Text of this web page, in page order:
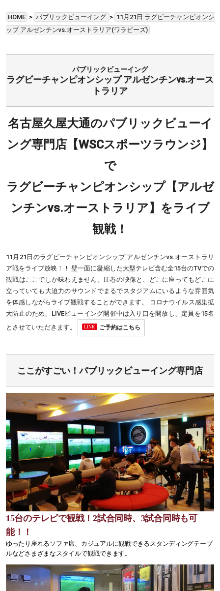
貸切利用 アクセス情報 お問い合わせ
HOME > パブリックビューイング > 11月21日 ラグビーチャンピオンシ
ップ アルゼンチンvs.オーストラリア(ワラビーズ)
パブリックビューイング
ラグビーチャンピオンシップ アルゼンチンvs.オース
トラリア
名古屋久屋大通のパブリックビューイ
ング専門店【WSCスポーツラウンジ】
で
ラグビーチャンピオンシップ【アルゼ
ンチンvs.オーストラリア】をライブ
観戦！
11月21日のラグビーチャンピオンシップ アルゼンチンvs.オーストラリ
ア戦をライブ放映！！ 壁一面に凝縮した大型テレビ含む全15台のTVでの
観戦はここでしか味わえません。圧巻の映像と、どこに座ってもどこに
立っていても大迫力のサウンドでまるでスタジアムにいるような雰囲気
を体感しながらライブ観戦することができます。 コロナウイルス感染拡
大防止のため、LIVEビューイング開催中は入り口を開放し、定員を15名
とさせていただきます。
ご予約はこちら
ここがすごい！パブリックビューイング専門店
15台のテレビで観戦！2試合同時、3試合同時も可
能！！
ゆったり座れるソファ席、カジュアルに観戦できるスタンディングテーブ
ルなどさまざまなスタイルで観戦できます。